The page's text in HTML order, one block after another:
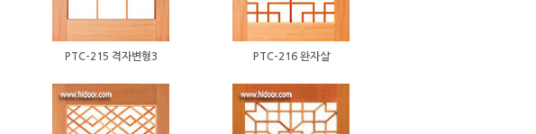
PTC-215 격자변형3 PTC-216 완자살